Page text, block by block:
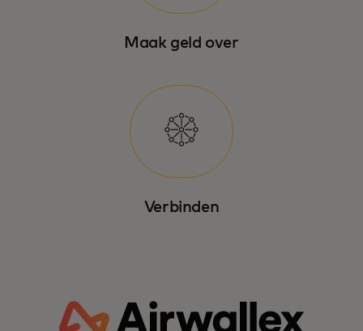
Maak geld over
Verbinden